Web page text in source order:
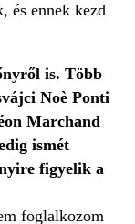
és ennek kezd
is. Több
Noè Ponti
Marchand
ismét
figyelik a
foglalkozom